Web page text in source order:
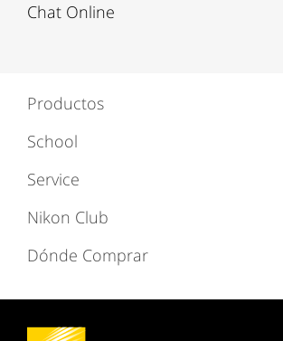
Chat Online
Productos
School
Service
Nikon Club
Dónde Comprar